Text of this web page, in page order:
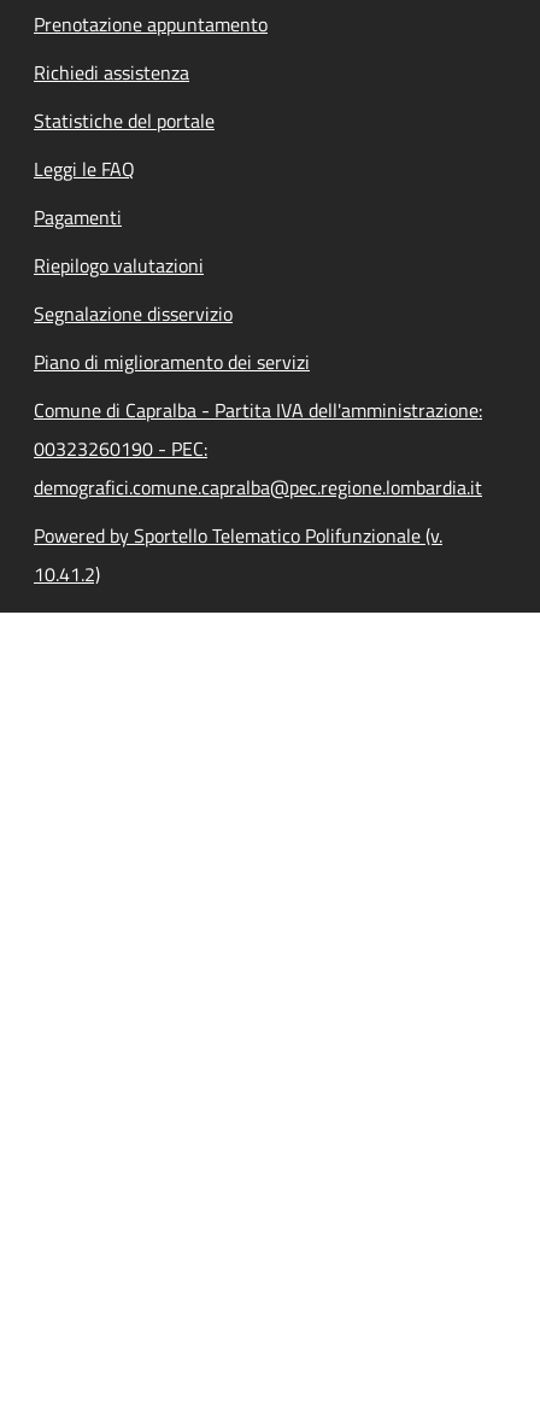
Prenotazione appuntamento
Richiedi assistenza
Statistiche del portale
Leggi le FAQ
Pagamenti
Riepilogo valutazioni
Segnalazione disservizio
Piano di miglioramento dei servizi
Comune di Capralba - Partita IVA dell'amministrazione:
00323260190 - PEC:
demografici.comune.capralba@pec.regione.lombardia.it
Powered by Sportello Telematico Polifunzionale (v.
10.41.2)